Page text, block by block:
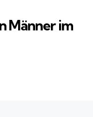
Männer im